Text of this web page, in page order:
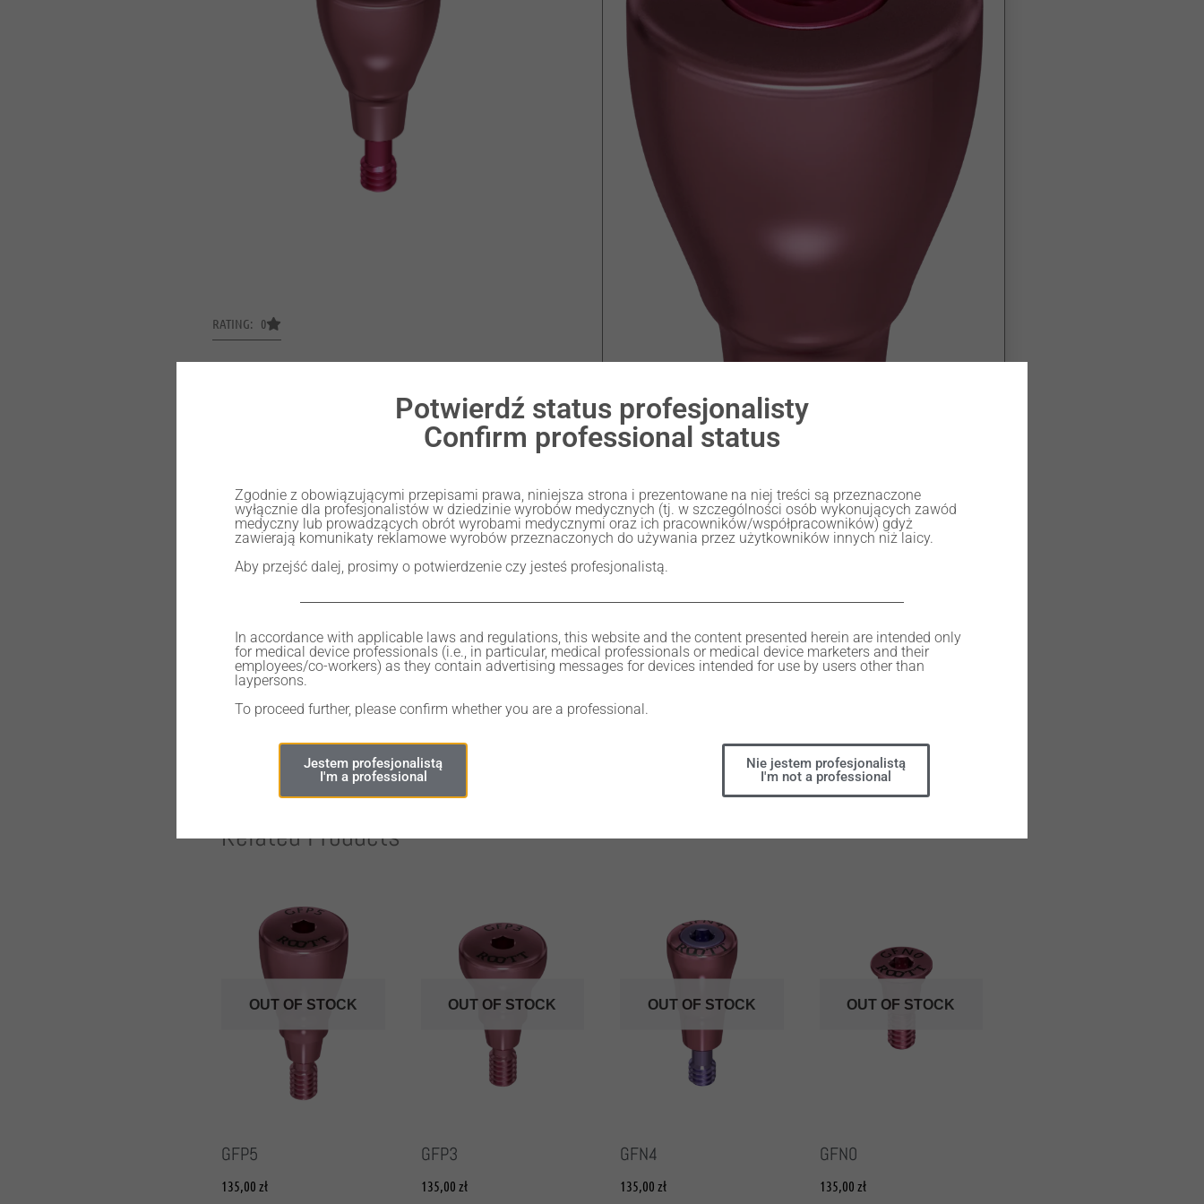
RATING: 0
135,00zł
Out of stock Share
Related Products
OUT OF STOCK
GFP5
135,00 zł
OUT OF STOCK
GFP3
135,00 zł
OUT OF STOCK
GFN4
135,00 zł
OUT OF STOCK
GFN0
135,00 zł
Potwierdź status profesjonalisty
Confirm professional status
Zgodnie z obowiązującymi przepisami prawa, niniejsza strona i prezentowane na niej treści są przeznaczone
wyłącznie dla profesjonalistów w dziedzinie wyrobów medycznych (tj. w szczególności osób wykonujących zawód
medyczny lub prowadzących obrót wyrobami medycznymi oraz ich pracowników/współpracowników) gdyż
zawierają komunikaty reklamowe wyrobów przeznaczonych do używania przez użytkowników innych niż laicy.
Aby przejść dalej, prosimy o potwierdzenie czy jesteś profesjonalistą.
In accordance with applicable laws and regulations, this website and the content presented herein are intended only
for medical device professionals (i.e., in particular, medical professionals or medical device marketers and their
employees/co-workers) as they contain advertising messages for devices intended for use by users other than
laypersons.
To proceed further, please confirm whether you are a professional.
Jestem profesjonalistą
I'm a professional
Nie jestem profesjonalistą
I'm not a professional